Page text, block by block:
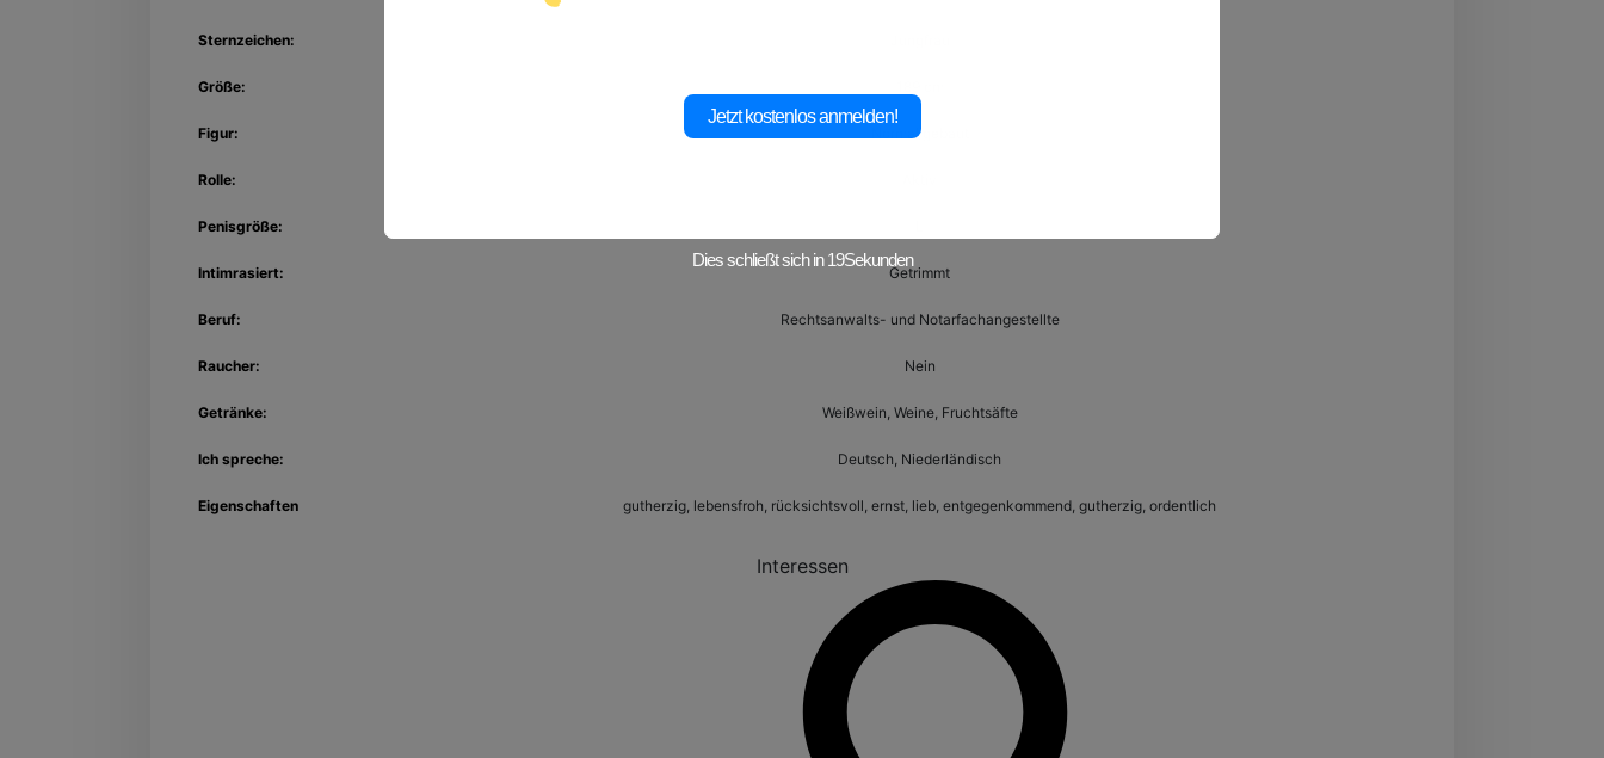
Sternzeichen:
Größe:
Figur: Normal gebaut
Rolle:
Penisgröße:
Intimrasiert: Getrimmt
Beruf: Rechtsanwalts- und Notarfachangestellte
Raucher: Nein
Getränke: Weißwein, Weine, Fruchtsäfte
Ich spreche: Deutsch, Niederländisch
Eigenschaften gutherzig, lebensfroh, rücksichtsvoll, ernst, lieb, entgegenkommend, gutherzig, ordentlich
Interessen
Jetzt kostenlos anmelden!
Dies schließt sich in17Sekunden